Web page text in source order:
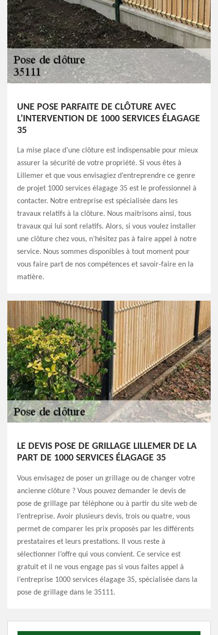
UNE POSE PARFAITE DE CLÔTURE AVEC
L’INTERVENTION DE 1000 SERVICES ÉLAGAGE
35
La mise place d’une clôture est indispensable pour mieux
assurer la sécurité de votre propriété. Si vous êtes à
Lillemer et que vous envisagiez d’entreprendre ce genre
de projet 1000 services élagage 35 est le professionnel à
contacter. Notre entreprise est spécialisée dans les
travaux relatifs à la clôture. Nous maitrisons ainsi, tous
travaux qui lui sont relatifs. Alors, si vous voulez installer
une clôture chez vous, n’hésitez pas à faire appel à notre
service. Nous sommes disponibles à tout moment pour
vous faire part de nos compétences et savoir-faire en la
matière.
LE DEVIS POSE DE GRILLAGE LILLEMER DE LA
PART DE 1000 SERVICES ÉLAGAGE 35
Vous envisagez de poser un grillage ou de changer votre
ancienne clôture ? Vous pouvez demander le devis de
pose de grillage par téléphone ou à partir du site web de
l’entreprise. Avoir plusieurs devis, trois ou quatre, vous
permet de comparer les prix proposés par les différents
prestataires et leurs prestations. Il vous reste à
sélectionner l’offre qui vous convient. Ce service est
gratuit et il ne vous engage pas si vous faites appel à
l’entreprise 1000 services élagage 35, spécialisée dans la
pose de grillage dans le 35111.